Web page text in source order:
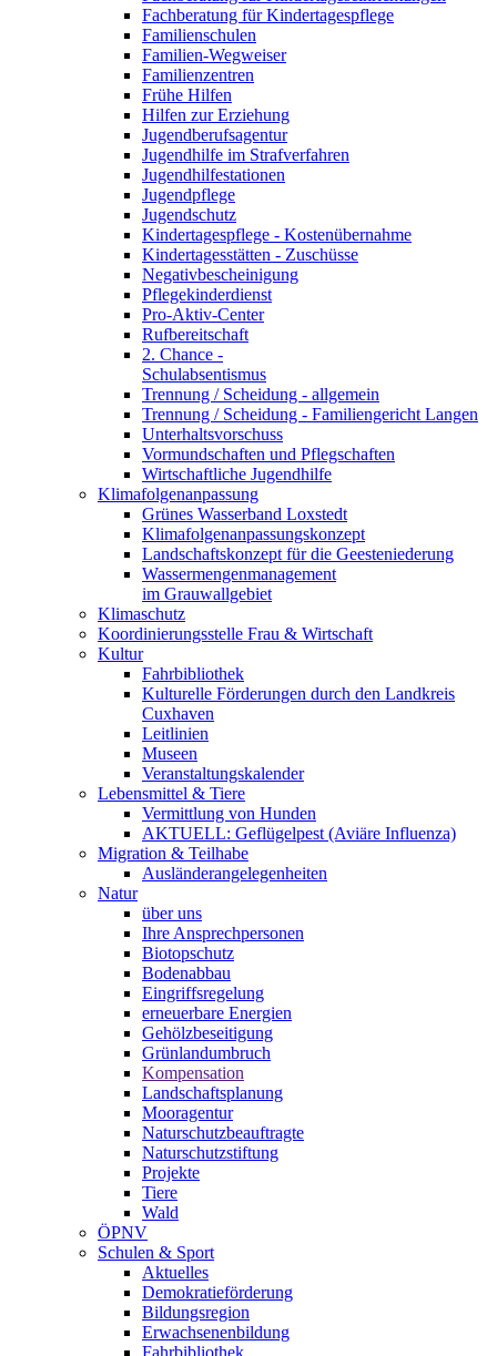
Fachberatung für Kindertagespflege
Familienschulen
Familien-Wegweiser
Familienzentren
Frühe Hilfen
Hilfen zur Erziehung
Jugendberufsagentur
Jugendhilfe im Strafverfahren
Jugendhilfestationen
Jugendpflege
Jugendschutz
Kindertagespflege - Kostenübernahme
Kindertagesstätten - Zuschüsse
Negativbescheinigung
Pflegekinderdienst
Pro-Aktiv-Center
Rufbereitschaft
2. Chance -
Schulabsentismus
Trennung / Scheidung - allgemein
Trennung / Scheidung - Familiengericht Langen
Unterhaltsvorschuss
Vormundschaften und Pflegschaften
Wirtschaftliche Jugendhilfe
Klimafolgenanpassung
Grünes Wasserband Loxstedt
Klimafolgenanpassungskonzept
Landschaftskonzept für die Geesteniederung
Wassermengenmanagement
im Grauwallgebiet
Klimaschutz
Koordinierungsstelle Frau & Wirtschaft
Kultur
Fahrbibliothek
Kulturelle Förderungen durch den Landkreis
Cuxhaven
Leitlinien
Museen
Veranstaltungskalender
Lebensmittel & Tiere
Vermittlung von Hunden
AKTUELL: Geflügelpest (Aviäre Influenza)
Migration & Teilhabe
Ausländerangelegenheiten
Natur
über uns
Ihre Ansprechpersonen
Biotopschutz
Bodenabbau
Eingriffsregelung
erneuerbare Energien
Gehölzbeseitigung
Grünlandumbruch
Kompensation
Landschaftsplanung
Mooragentur
Naturschutzbeauftragte
Naturschutzstiftung
Projekte
Tiere
Wald
ÖPNV
Schulen & Sport
Aktuelles
Demokratieförderung
Bildungsregion
Erwachsenenbildung
Fahrbibliothek